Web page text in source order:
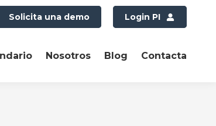
Solicita una demo Login PI
Nosotros Blog Contacta